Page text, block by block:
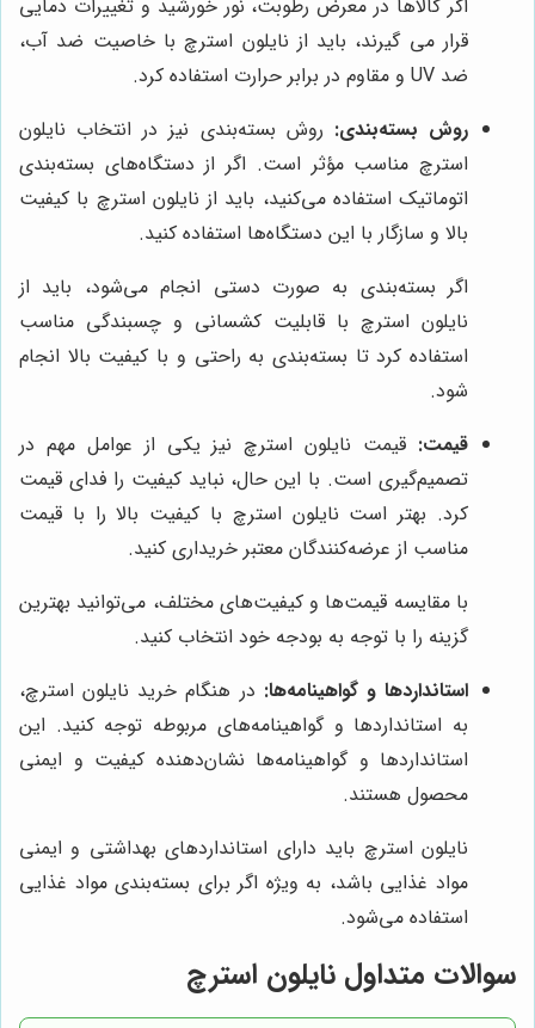
اگر کالاها در معرض رطوبت، نور خورشید و تغییرات دمایی
قرار می گیرند، باید از نایلون استرچ با خاصیت ضد آب،
ضد UV و مقاوم در برابر حرارت استفاده کرد.
روش بسته‌بندی: روش بسته‌بندی نیز در انتخاب نایلون
استرچ مناسب مؤثر است. اگر از دستگاه‌های بسته‌بندی
اتوماتیک استفاده می‌کنید، باید از نایلون استرچ با کیفیت
بالا و سازگار با این دستگاه‌ها استفاده کنید.
اگر بسته‌بندی به صورت دستی انجام می‌شود، باید از
نایلون استرچ با قابلیت کشسانی و چسبندگی مناسب
استفاده کرد تا بسته‌بندی به راحتی و با کیفیت بالا انجام
شود.
قیمت: قیمت نایلون استرچ نیز یکی از عوامل مهم در
تصمیم‌گیری است. با این حال، نباید کیفیت را فدای قیمت
کرد. بهتر است نایلون استرچ با کیفیت بالا را با قیمت
مناسب از عرضه‌کنندگان معتبر خریداری کنید.
با مقایسه قیمت‌ها و کیفیت‌های مختلف، می‌توانید بهترین
گزینه را با توجه به بودجه خود انتخاب کنید.
استانداردها و گواهینامه‌ها: در هنگام خرید نایلون استرچ،
به استانداردها و گواهینامه‌های مربوطه توجه کنید. این
استانداردها و گواهینامه‌ها نشان‌دهنده کیفیت و ایمنی
محصول هستند.
نایلون استرچ باید دارای استانداردهای بهداشتی و ایمنی
مواد غذایی باشد، به ویژه اگر برای بسته‌بندی مواد غذایی
استفاده می‌شود.
سوالات متداول نایلون استرچ